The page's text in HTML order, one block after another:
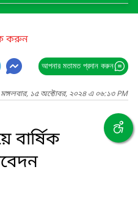
করুন
আপনার মতামত প্রদান করুন
মঙ্গলবার, ১৫ অক্টোবর, ২০২৪ এ ০৬:১৩ PM
বার্ষিক